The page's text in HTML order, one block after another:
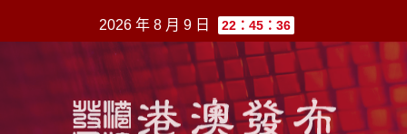
至
2026 年 8 月 9 日 22：45：36